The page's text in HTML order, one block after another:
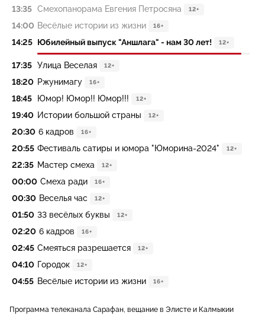
13:35 Смехопанорама Евгения Петросяна 12+
14:00 Весёлые истории из жизни 16+
14:25 Юбилейный выпуск "Аншлага" - нам 30 лет! 12+
17:35 Улица Веселая 12+
18:20 Ржунимагу 16+
18:45 Юмор! Юмор!! Юмор!!! 12+
19:40 Истории большой страны 12+
20:30 6 кадров 16+
20:55 Фестиваль сатиры и юмора "Юморина-2024" 12+
22:35 Мастер смеха 12+
00:00 Смеха ради 16+
00:30 Веселья час 12+
01:50 33 весёлых буквы 12+
02:20 6 кадров 16+
02:45 Смеяться разрешается 12+
04:10 Городок 12+
04:55 Весёлые истории из жизни 16+
Программа телеканала Сарафан, вещание в Элисте и Калмыкии